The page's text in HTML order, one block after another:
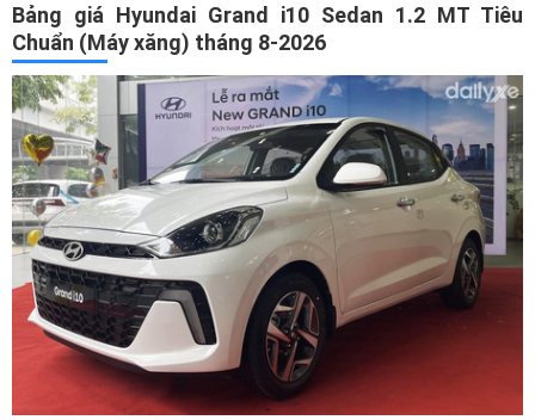
Bảng giá Hyundai Grand i10 Sedan 1.2 MT Tiêu
Chuẩn (Máy xăng) tháng 8-2026